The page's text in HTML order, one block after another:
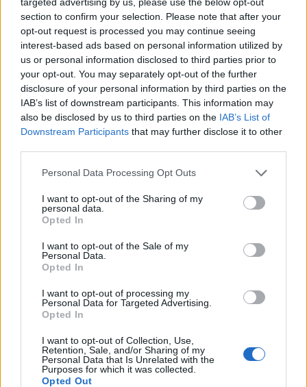
section to confirm your selection. Please note that after your
opt-out request is processed you may continue seeing
interest-based ads based on personal information utilized by
us or personal information disclosed to third parties prior to
your opt-out. You may separately opt-out of the further
disclosure of your personal information by third parties on the
IAB’s list of downstream participants. This information may
also be disclosed by us to third parties on the IAB’s List of
Downstream Participants that may further disclose it to other
Please note that this website/app uses one or more Google
not limited to your visit or usage behaviour. You may click to
grant or deny consent to Google and its third-party tags to
use your data for below specified purposes in below Google
consent section.
Personal Data Processing Opt Outs
I want to opt-out of the Sharing of my
personal data.
Opted In
I want to opt-out of the Sale of my
Personal Data.
Opted In
I want to opt-out of processing my
Personal Data for Targeted Advertising.
Opted In
I want to opt-out of Collection, Use,
Retention, Sale, and/or Sharing of my
Personal Data that Is Unrelated with the
Purposes for which it was collected.
Opted Out
του παιδιού, γιατί και οι δυο επέλεξαν
να μην το μάθουν εξ’ αρχής. Παράλληλα,
η παρουσιάστρια αναφέρει πως
περιμένει με αγωνία αυτό το παιδί και θα
ήθελε να κάνει και άλλα παιδιά στο
μέλλον.